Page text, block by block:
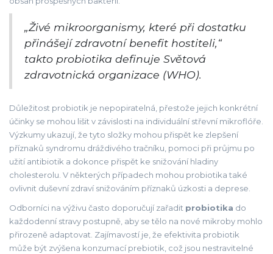
„Živé mikroorganismy, které při dostatku
přinášejí zdravotní benefit hostiteli,“
takto probiotika definuje Světová
zdravotnická organizace (WHO).
Důležitost probiotik je nepopiratelná, přestože jejich konkrétní
účinky se mohou lišit v závislosti na individuální střevní mikroflóře.
Výzkumy ukazují, že tyto složky mohou přispět ke zlepšení
příznaků syndromu dráždivého tračníku, pomoci při průjmu po
užití antibiotik a dokonce přispět ke snižování hladiny
cholesterolu. V některých případech mohou probiotika také
ovlivnit duševní zdraví snižováním příznaků úzkosti a deprese.
Odborníci na výživu často doporučují zařadit probiotika do
každodenní stravy postupně, aby se tělo na nové mikroby mohlo
přirozeně adaptovat. Zajímavostí je, že efektivita probiotik
může být zvýšena konzumací prebiotik, což jsou nestravitelné